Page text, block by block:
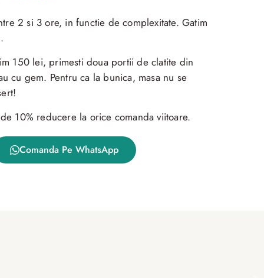
2 si 3 ore, in functie de complexitate. Gatim
150 lei, primesti doua portii de clatite din
cu gem. Pentru ca la bunica, masa nu se
10% reducere la orice comanda viitoare.
Comanda Pe WhatsApp